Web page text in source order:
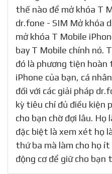
thế nào để mở khóa T
dr.fone - SIM Mở khóa
mở khóa T Mobile
bay T Mobile chính nó.
đó là phương tiện hoàn
iPhone của bạn, cá
đối với các giải pháp
kỳ tiêu chí đủ điều kiện
cho bạn chờ đợi lâu.
đặc biệt là xem xét họ
thứ ba mà làm cho họ
động cơ để giữ cho bạn